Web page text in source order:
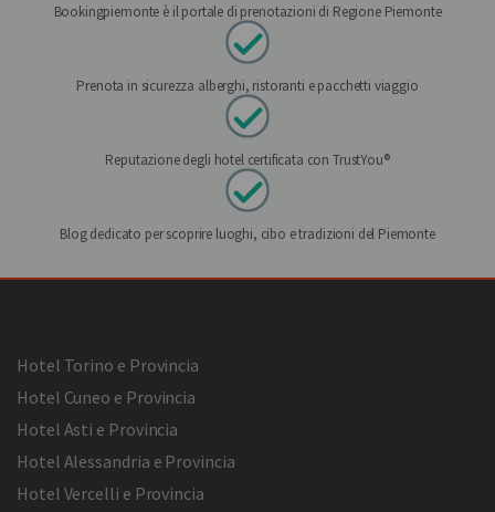
Bookingpiemonte è il portale di prenotazioni di Regione Piemonte
Prenota in sicurezza alberghi, ristoranti e pacchetti viaggio
Reputazione degli hotel certificata con TrustYou®
Blog dedicato per scoprire luoghi, cibo e tradizioni del Piemonte
Hotel Torino e Provincia
Hotel Cuneo e Provincia
Hotel Asti e Provincia
Hotel Alessandria e Provincia
Hotel Vercelli e Provincia